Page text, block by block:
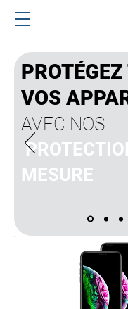
VOS
AVEC NOS
MESURE